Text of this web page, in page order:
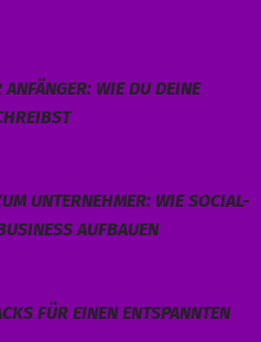
WIE DU DEINE
UNTERNEHMER: WIE SOCIAL-
AUFBAUEN
FÜR EINEN ENTSPANNTEN